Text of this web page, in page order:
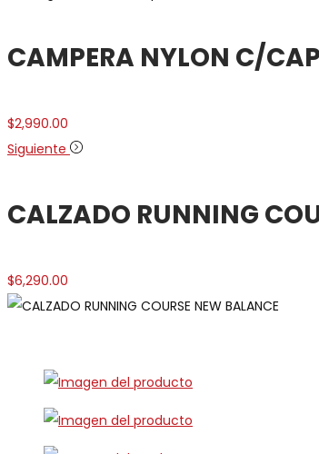
CAMPERA NYLON C/
$2,990.00
Siguiente
CALZADO RUNNING
$6,290.00